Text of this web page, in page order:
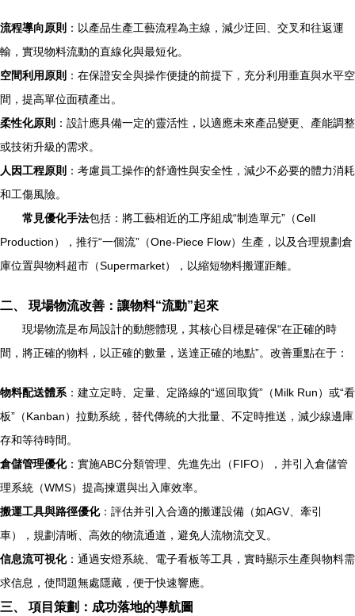
流程導向原則 ：以產品生產工藝流程為主線，減少迂回、交叉和往返運
輸，實現物料流動的直線化與最短化。
空間利用原則 ：在保證安全與操作便捷的前提下，充分利用垂直與水平空
間，提高單位面積產出。
柔性化原則 ：設計應具備一定的靈活性，以適應未來產品變更、產能調整
或技術升級的需求。
人因工程原則 ：考慮員工操作的舒適性與安全性，減少不必要的體力消耗
和工傷風險。
常見優化手法包括：將工藝相近的工序組成“制造單元”（Cell
Production），推行“一個流”（One-Piece Flow）生產，以及合理規劃倉
庫位置與物料超市（Supermarket），以縮短物料搬運距離。
二、 現場物流改善：讓物料“流動”起來
現場物流是布局設計的動態體現，其核心目標是確保“在正確的時
間，將正確的物料，以正確的數量，送達正確的地點”。改善重點在于：
物料配送體系 ：建立定時、定量、定路線的“巡回取貨”（Milk Run）或“看
板”（Kanban）拉動系統，替代傳統的大批量、不定時推送，減少線邊庫
存和等待時間。
倉儲管理優化：實施ABC分類管理、先進先出（FIFO），并引入倉儲管
理系統（WMS）提高揀選與出入庫效率。
搬運工具與路徑優化：評估并引入合適的搬運設備（如AGV、牽引
車），規劃清晰、高效的物流通道，避免人流物流交叉。
信息流可視化：通過安燈系統、電子看板等工具，實時顯示生產與物料需
求信息，使問題無處隱藏，便于快速響應。
三、 項目策劃：成功落地的導航圖